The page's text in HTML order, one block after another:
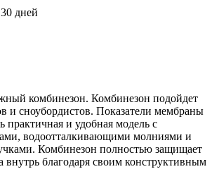
дней
комбинезон. Комбинезон подойдет
и сноубордистов. Показатели мембраны
практичная и удобная модель с
водоотталкивающими молниями и
Комбинезон полностью защищает
внутрь благодаря своим конструктивным